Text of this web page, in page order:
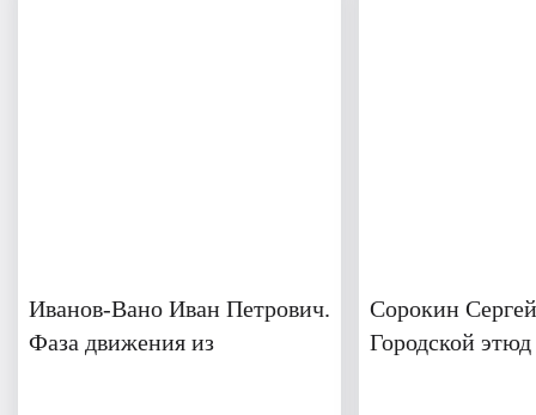
Иванов-Вано Иван Петрович.
Фаза движения из
Сорокин
Городской этюд